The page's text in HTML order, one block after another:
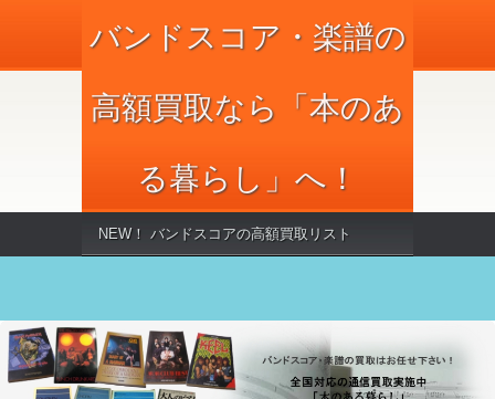
バンドスコア・楽譜の
高額買取なら「本のあ
る暮らし」へ！
NEW！ バンドスコアの高額買取リスト